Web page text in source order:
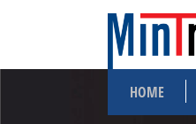
HOME